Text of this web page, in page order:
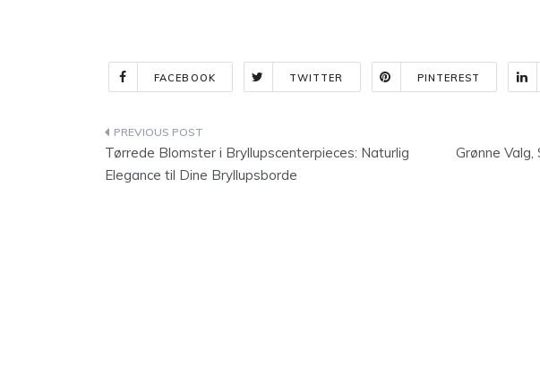
FACEBOOK TWITTER PINTEREST
Indlægsnavigation
Tørrede Blomster i Bryllupscenterpieces: Naturlig
Elegance til Dine Bryllupsborde
Grønne